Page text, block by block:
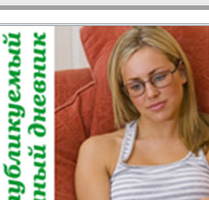
Партнер-
Пражский
экспресс
Ost-
Районка-